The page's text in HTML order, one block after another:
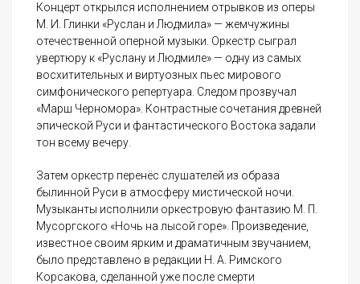
Концерт открылся исполнением отрывков из оперы
М. И. Глинки «Руслан и Людмила» — жемчужины
отечественной оперной музыки. Оркестр сыграл
увертюру к «Руслану и Людмиле» — одну из самых
восхитительных и виртуозных пьес мирового
симфонического репертуара. Следом прозвучал
«Марш Черномора». Контрастные сочетания древней
эпической Руси и фантастического Востока задали
тон всему вечеру.
Затем оркестр перенёс слушателей из образа
былинной Руси в атмосферу мистической ночи.
Музыканты исполнили оркестровую фантазию М. П.
Мусоргского «Ночь на лысой горе». Произведение,
известное своим ярким и драматичным звучанием,
было представлено в редакции Н. А. Римского
Корсакова, сделанной уже после смерти